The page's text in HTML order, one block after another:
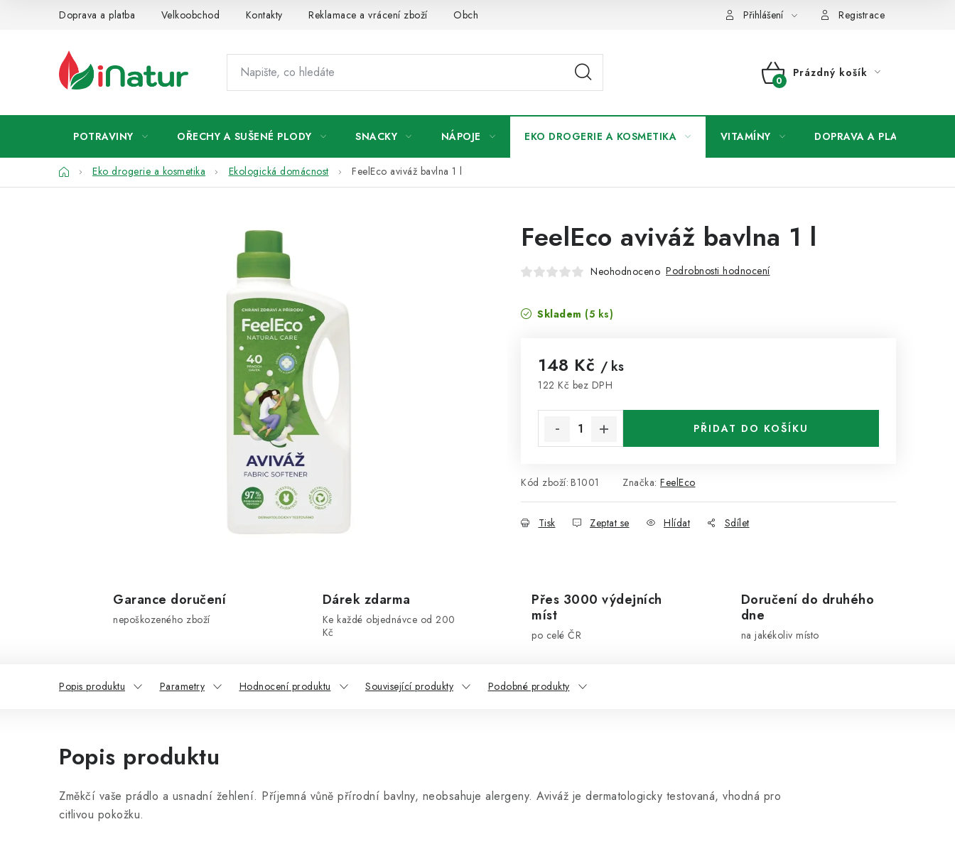
Doprava a platba Velkoobchod Kontakty Reklamace a vrácení zboží Obchodní podmínky Přihlášení Registrace
NÁKUPNÍ
Prázdný košík
POTRAVINY OŘECHY A SUŠENÉ PLODY SNACKY NÁPOJE EKO DROGERIE A KOSMETIKA VITAMÍNY DOPRAVA A PLATBA
DomůEko drogerie a kosmetika Ekologická domácnost FeelEco aviváž bavlna 1 l
FeelEco aviváž bavlna 1 l
Neohodnoceno Podrobnosti hodnocení
Skladem (5 ks)
148 Kč / ks
122 Kč bez DPH
PŘIDAT DO KOŠÍKU
Kód zboží: B1001 Značka: FeelEco
Tisk Zeptat se Hlídat Sdílet
Garance doručení
nepoškozeného zboží
Dárek zdarma
Ke každé objednávce od 200
Kč
Přes 3000 výdejních
míst
po celé ČR
Doručení do druhého
dne
na jakékoliv místo
Popis produktu Parametry Hodnocení produktu Související produkty Podobné produkty
Popis produktu
Změkčí vaše prádlo a usnadní žehlení. Příjemná vůně přírodní bavlny, neobsahuje alergeny. Aviváž je dermatologicky testovaná, vhodná pro
citlivou pokožku.